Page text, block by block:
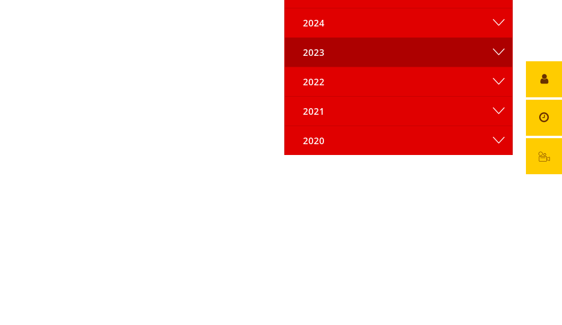
2024
2023
2022
2021
2020